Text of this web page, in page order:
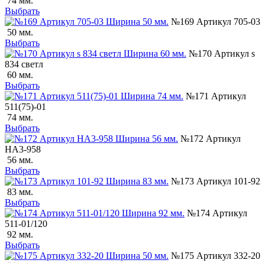
Выбрать
№169 Артикул 705-03
50 мм.
Выбрать
№170 Артикул s
834 светл
60 мм.
Выбрать
№171 Артикул
511(75)-01
74 мм.
Выбрать
№172 Артикул
НА3-958
56 мм.
Выбрать
№173 Артикул 101-92
83 мм.
Выбрать
№174 Артикул
511-01/120
92 мм.
Выбрать
№175 Артикул 332-20